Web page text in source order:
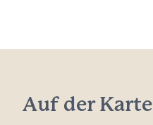
Auf der Karte